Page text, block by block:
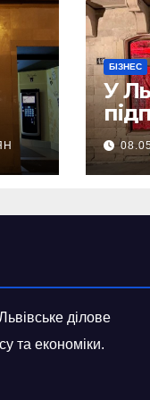
БІЗНЕС
У
ділове
та економіки.